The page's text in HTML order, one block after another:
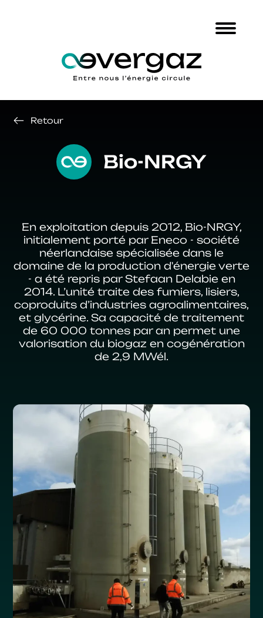
Retour
Bio-NRGY
En exploitation depuis 2012, Bio-NRGY,
initialement porté par Eneco - société
néerlandaise spécialisée dans le
domaine de la production d'énergie verte
- a été repris par Stefaan Delabie en
2014. L’unité traite des fumiers, lisiers,
coproduits d’industries agroalimentaires,
et glycérine. Sa capacité de traitement
de 60 000 tonnes par an permet une
valorisation du biogaz en cogénération
de 2,9 MWél.